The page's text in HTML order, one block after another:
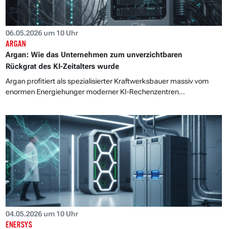
06.05.2026 um 10 Uhr
ARGAN
Argan: Wie das Unternehmen zum unverzichtbaren
Rückgrat des KI-Zeitalters wurde
Argan profitiert als spezialisierter Kraftwerksbauer massiv vom
enormen Energiehunger moderner KI-Rechenzentren...
04.05.2026 um 10 Uhr
ENERSYS